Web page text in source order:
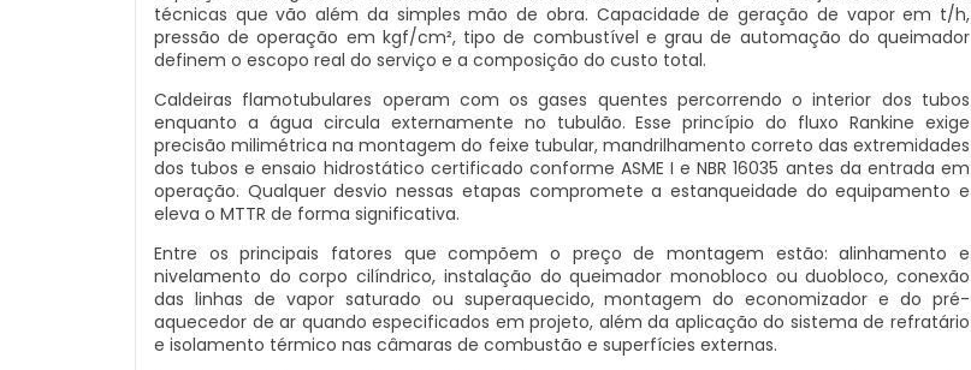
técnicas que vão além da simples mão de obra. Capacidade de geração de vapor em t/h,
pressão de operação em kgf/cm², tipo de combustível e grau de automação do queimador
definem o escopo real do serviço e a composição do custo total.
Caldeiras flamotubulares operam com os gases quentes percorrendo o interior dos tubos
enquanto a água circula externamente no tubulão. Esse princípio do fluxo Rankine exige
precisão milimétrica na montagem do feixe tubular, mandrilhamento correto das extremidades
dos tubos e ensaio hidrostático certificado conforme ASME I e NBR 16035 antes da entrada em
operação. Qualquer desvio nessas etapas compromete a estanqueidade do equipamento e
eleva o MTTR de forma significativa.
Entre os principais fatores que compõem o preço de montagem estão: alinhamento e
nivelamento do corpo cilíndrico, instalação do queimador monobloco ou duobloco, conexão
das linhas de vapor saturado ou superaquecido, montagem do economizador e do pré-
aquecedor de ar quando especificados em projeto, além da aplicação do sistema de refratário
e isolamento térmico nas câmaras de combustão e superfícies externas.